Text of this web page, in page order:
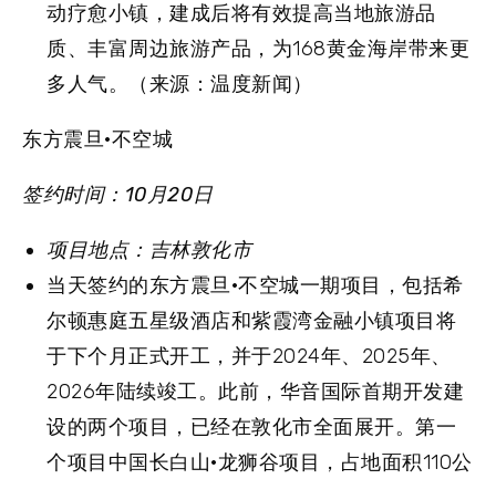
动疗愈小镇，建成后将有效提高当地旅游品
质、丰富周边旅游产品，为168黄金海岸带来更
多人气。（来源：温度新闻）
东方震旦·不空城
签约时间：10月20日
项目地点：吉林敦化市
当天签约的东方震旦·不空城一期项目，包括希
尔顿惠庭五星级酒店和紫霞湾金融小镇项目将
于下个月正式开工，并于2024年、2025年、
2026年陆续竣工。此前，华音国际首期开发建
设的两个项目，已经在敦化市全面展开。第一
个项目中国长白山·龙狮谷项目，占地面积110公